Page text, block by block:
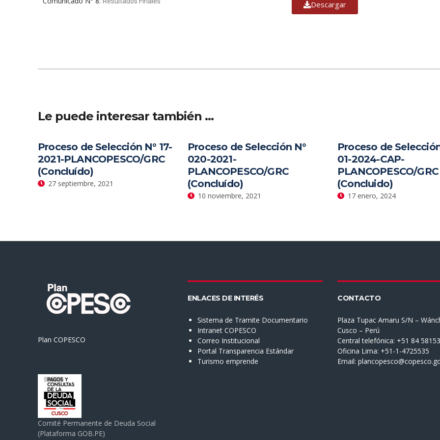
Descargar
Le puede interesar también …
Proceso de Selección N° 17-
2021-PLANCOPESCO/GRC
(Concluído)
27 septiembre, 2021
Proceso de Selección N°
020-2021-
PLANCOPESCO/GRC
(Concluído)
10 noviembre, 2021
Proceso de
01-2024-CAP-
PLANCOPESCO/GRC
(Concluido)
17 enero, 2024
Plan COPESCO
Comité Permanente de Deuda Social
(Plataforma GOB.PE)
ENLACES DE INTERÉS
Sistema de Tramite Documentario
Intranet COPESCO
Correo Institucional
Portal Transparencia Estándar
Turismo emprende
CONTACTO
Plaza Tupac Amaru S/N –
Cusco – Perú
Central telefónica: +51 84
Oficina Lima: +51-1-4725535
Email: